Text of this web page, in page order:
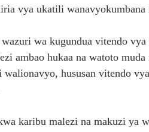
vya ukatili wanavyokumbana
wa kugundua vitendo
ambao hukaa na watoto
hususan vitendo
karibu malezi na makuzi ya